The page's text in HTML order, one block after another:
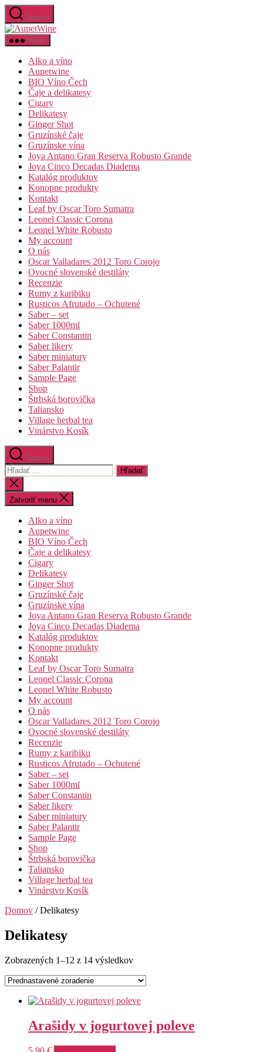
Preskočiť
na
obsah
Search
AupetWine
Menu
Alko a víno
Aupetwine
BIO Víno Čech
Čaje a delikatesy
Cigary
Delikatesy
Ginger Shot
Gruzínské čaje
Gruzínske vína
Joya Antano Gran Reserva Robusto Grande
Joya Cinco Decadas Diadema
Katalóg produktov
Konopne produkty
Kontakt
Leaf by Oscar Toro Sumatra
Leonel Classic Corona
Leonel White Robusto
My account
O nás
Oscar Valladares 2012 Toro Corojo
Ovocné slovenské destiláty
Recenzie
Rumy z karibiku
Rusticos Afrutado – Ochutené
Saber – set
Saber 1000ml
Saber Constantin
Saber likery
Saber miniatury
Saber Palantir
Sample Page
Shop
Štrbská borovička
Taliansko
Village herbal tea
Vinárstvo Kosík
Search
Vyhľadať:
Zatvoriť
vyhľadávanie
Zatvoriť menu
Alko a víno
Aupetwine
BIO Víno Čech
Čaje a delikatesy
Cigary
Delikatesy
Ginger Shot
Gruzínské čaje
Gruzínske vína
Joya Antano Gran Reserva Robusto Grande
Joya Cinco Decadas Diadema
Katalóg produktov
Konopne produkty
Kontakt
Leaf by Oscar Toro Sumatra
Leonel Classic Corona
Leonel White Robusto
My account
O nás
Oscar Valladares 2012 Toro Corojo
Ovocné slovenské destiláty
Recenzie
Rumy z karibiku
Rusticos Afrutado – Ochutené
Saber – set
Saber 1000ml
Saber Constantin
Saber likery
Saber miniatury
Saber Palantir
Sample Page
Shop
Štrbská borovička
Taliansko
Village herbal tea
Vinárstvo Kosík
Domov / Delikatesy
Delikatesy
Zobrazených 1–12 z 14 výsledkov
Arašidy v jogurtovej poleve